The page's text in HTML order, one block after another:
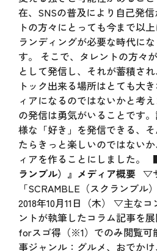
在、SNSの普及により自己発
トの方々にとっても今まで以
ランディングが必要な時代に
す。 そこで、タレントの方々
として発信し、それが蓄積さ
トック出来る場所はとても大
ィアになるのではないかと考
の発信は勇気がいることです
様な「好き」を発信できる、
たらきっと楽しいのではない
ィアを作ることにしました。
ランブル）』メディア概要▽サ
「SCRAMBLE（スクランブル
2018年10月11日（木） ▽主な
ントが執筆したコラム記事を
forスゴ得（※1）でのみ閲覧
事ジャンル：グルメ、おでか